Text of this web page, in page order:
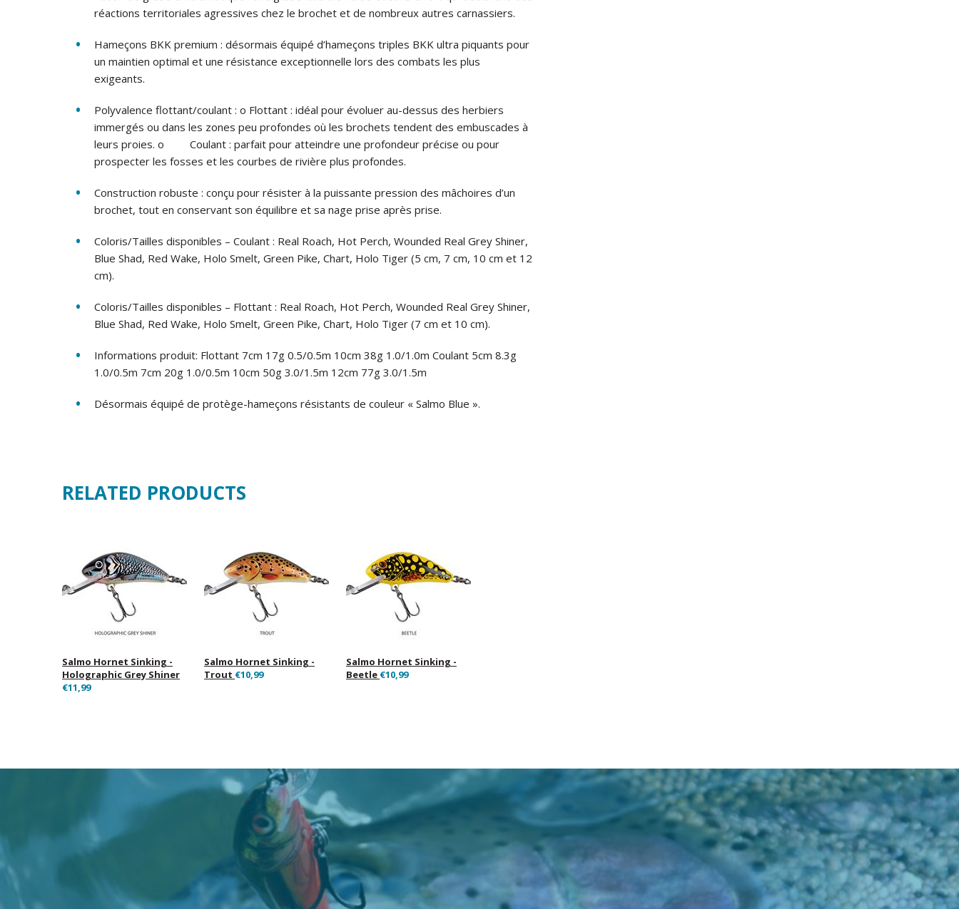
réactions territoriales agressives chez le brochet et de nombreux autres carnassiers.
Hameçons BKK premium : désormais équipé d’hameçons triples BKK ultra piquants pour
un maintien optimal et une résistance exceptionnelle lors des combats les plus
exigeants.
Polyvalence flottant/coulant : o Flottant : idéal pour évoluer au-dessus des herbiers
immergés ou dans les zones peu profondes où les brochets tendent des embuscades à
leurs proies. o
Coulant : parfait pour atteindre une profondeur précise ou pour
prospecter les fosses et les courbes de rivière plus profondes.
Construction robuste : conçu pour résister à la puissante pression des mâchoires d’un
brochet, tout en conservant son équilibre et sa nage prise après prise.
Coloris/Tailles disponibles – Coulant : Real Roach, Hot Perch, Wounded Real Grey Shiner,
Blue Shad, Red Wake, Holo Smelt, Green Pike, Chart, Holo Tiger (5 cm, 7 cm, 10 cm et 12
cm).
Coloris/Tailles disponibles – Flottant : Real Roach, Hot Perch, Wounded Real Grey Shiner,
Blue Shad, Red Wake, Holo Smelt, Green Pike, Chart, Holo Tiger (7 cm et 10 cm).
Informations produit: Flottant 7cm 17g 0.5/0.5m 10cm 38g 1.0/1.0m Coulant 5cm 8.3g
1.0/0.5m 7cm 20g 1.0/0.5m 10cm 50g 3.0/1.5m 12cm 77g 3.0/1.5m
Désormais équipé de protège-hameçons résistants de couleur « Salmo Blue ».
RELATED PRODUCTS
Salmo Hornet Sinking -
Holographic Grey Shiner
€11,99
Salmo Hornet Sinking -
Trout €10,99
Salmo Hornet Sinking -
Beetle €10,99